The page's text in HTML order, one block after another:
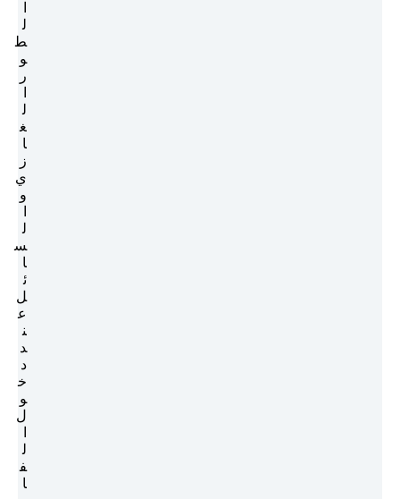
ل
ط
و
ر
ل
غ
ا
ز
ي
و
ل
س
ا
ئ
ل
ع
ن
د
د
خ
و
ل
ل
ف
ا